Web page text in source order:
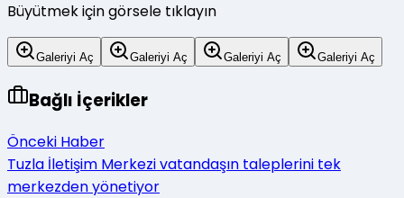
Büyütmek için görsele tıklayın
Galeriyi Aç Galeriyi Aç Galeriyi Aç Galeriyi Aç
Bağlı İçerikler
Önceki Haber
Tuzla İletişim Merkezi vatandaşın taleplerini tek
merkezden yönetiyor